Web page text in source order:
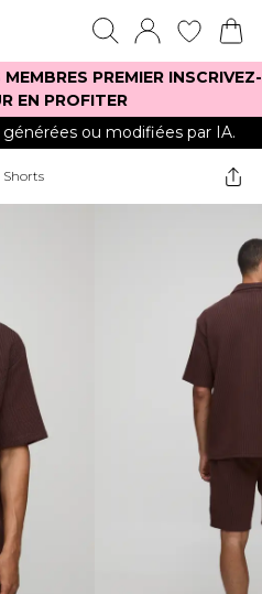
PREMIER INSCRIVEZ-
EN PROFITER
ou modifiées par IA.
Shorts